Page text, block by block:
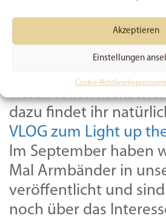
Akzeptieren
Einstellungen
Cookie-RichtlinieImpressum
Im September war
Dom in Fulda. Wir
vielen tollen
dazu findet ihr
VLOG zum Light up
Im September haben
Mal Armbänder in
veröffentlicht und
noch über das